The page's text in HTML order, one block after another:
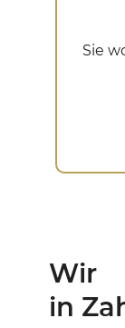
Sie
Wir
in